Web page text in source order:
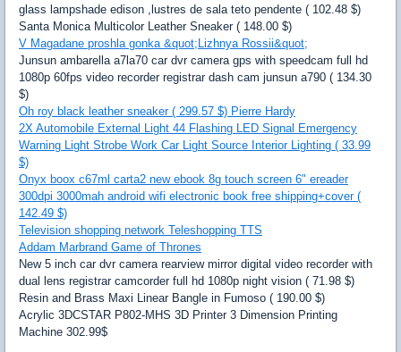
glass lampshade edison ,lustres de sala teto pendente ( 102.48 $)
Santa Monica Multicolor Leather Sneaker ( 148.00 $)
V Magadane proshla gonka &quot;Lizhnya Rossii&quot;
Junsun ambarella a7la70 car dvr camera gps with speedcam full hd
1080p 60fps video recorder registrar dash cam junsun a790 ( 134.30
$)
Oh roy black leather sneaker ( 299.57 $) Pierre Hardy
2X Automobile External Light 44 Flashing LED Signal Emergency
Warning Light Strobe Work Car Light Source Interior Lighting ( 33.99
$)
Onyx boox c67ml carta2 new ebook 8g touch screen 6" ereader
300dpi 3000mah android wifi electronic book free shipping+cover (
142.49 $)
Television shopping network Teleshopping TTS
Addam Marbrand Game of Thrones
New 5 inch car dvr camera rearview mirror digital video recorder with
dual lens registrar camcorder full hd 1080p night vision ( 71.98 $)
Resin and Brass Maxi Linear Bangle in Fumoso ( 190.00 $)
Acrylic 3DCSTAR P802-MHS 3D Printer 3 Dimension Printing
Machine 302.99$